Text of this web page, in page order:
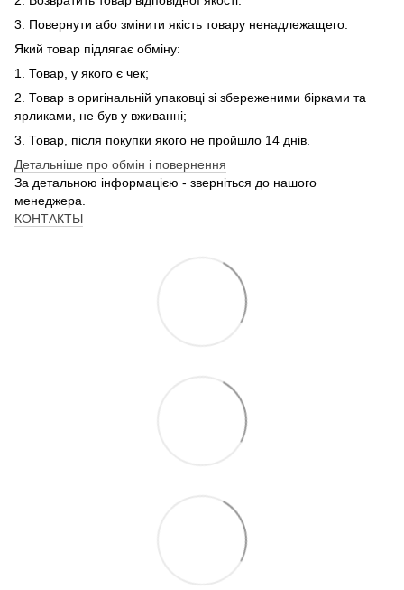
3. Повернути або змінити якість товару ненадлежащего.
Який товар підлягає обміну:
1. Товар, у якого є чек;
2. Товар в оригінальній упаковці зі збереженими бірками та
ярликами, не був у вживанні;
3. Товар, після покупки якого не пройшло 14 днів.
Детальніше про обмін і повернення
За детальною інформацією - зверніться до нашого
менеджера.
КОНТАКТЫ